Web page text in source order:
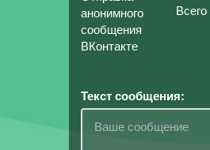
Текст сообщения: